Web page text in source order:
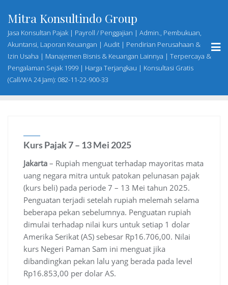
content
Mitra Konsultindo Group
Jasa Konsultan Pajak | Payroll / Penggajian | Admin., Pembukuan,
Akuntansi, Laporan Keuangan | Audit | Pendirian Perusahaan &
Izin Usaha | Manajemen Bisnis & Keuangan Lainnya | Terpercaya &
Pengalaman Sejak 1999 | Harga Terjangkau | Konsultasi Gratis
(Call/WA 24 Jam): 082-11-22-900-33
Kurs Pajak 7 – 13 Mei 2025
Jakarta – Rupiah menguat terhadap mayoritas mata
uang negara mitra untuk patokan pelunasan pajak
(kurs beli) pada periode 7 – 13 Mei tahun 2025.
Penguatan terjadi setelah rupiah melemah selama
beberapa pekan sebelumnya. Penguatan rupiah
dimulai terhadap nilai kurs untuk setiap 1 dolar
Amerika Serikat (AS) sebesar Rp16.706,00. Nilai
kurs Negeri Paman Sam ini menguat jika
dibandingkan pekan lalu yang berada pada level
Rp16.853,00 per dolar AS.